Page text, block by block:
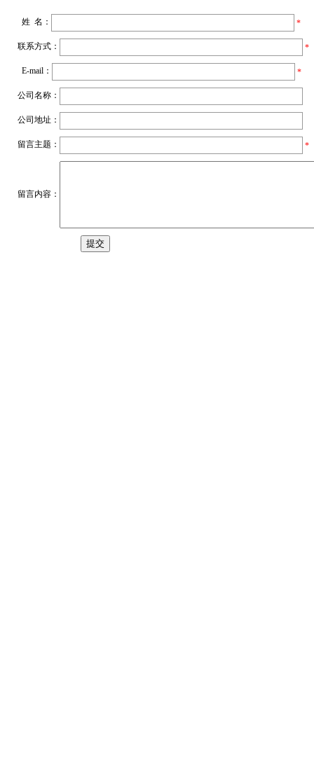
姓 名： *
联系方式： *
E-mail： *
公司名称：
公司地址：
留言主题： *
留言内容：